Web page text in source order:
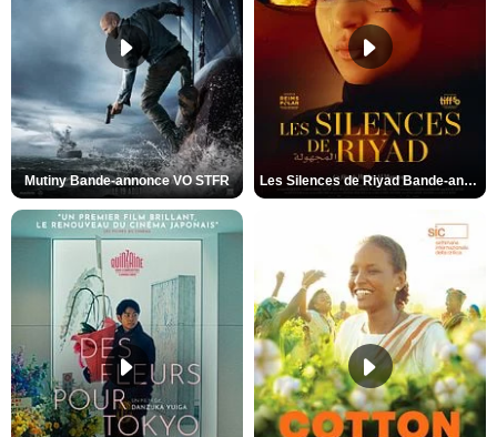
Mutiny Bande-annonce VO STFR Les Silences de Riyad Bande-annonce VO STFR